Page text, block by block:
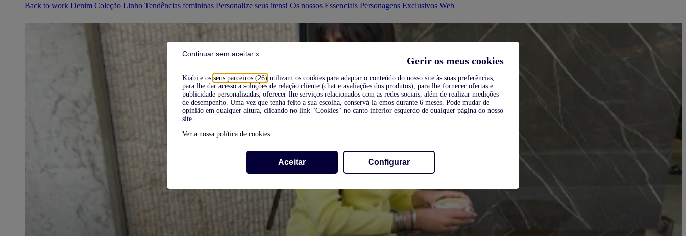
Gerir os meus cookies
Kiabi e os seus parceiros (26) utilizam os cookies para adaptar o conteúdo do nosso site às suas preferências,
para lhe dar acesso a soluções de relação cliente (chat e avaliações dos produtos), para lhe fornecer ofertas e
publicidade personalizadas, oferecer-lhe serviços relacionados com as redes sociais, além de realizar medições
de desempenho. Uma vez que tenha feito a sua escolha, conservá-la-emos durante 6 meses. Pode mudar de
opinião em qualquer altura, clicando no link "Cookies" no canto inferior esquerdo de qualquer página do nosso
site.
Ver a nossa política de cookies
Aceitar Configurar
Continuar sem aceitar x
Back to work Denim Coleção Linho Tendências femininas Personalize seus itens! Os nossos Essenciais Personagens Exclusivos Web